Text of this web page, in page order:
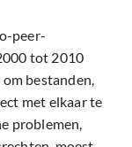
peer-
tot 2010
bestanden,
met elkaar te
problemen,